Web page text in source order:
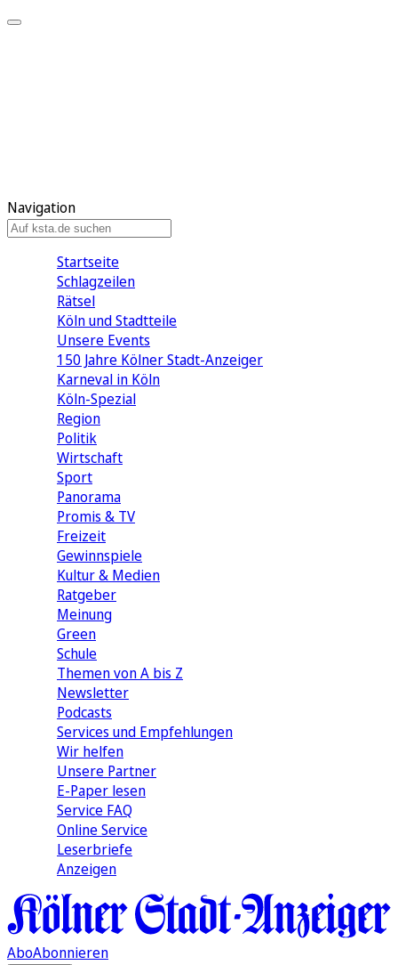
Navigation
Startseite
Schlagzeilen
Rätsel
Köln und Stadtteile
Unsere Events
150 Jahre Kölner Stadt-Anzeiger
Karneval in Köln
Köln-Spezial
Region
Politik
Wirtschaft
Sport
Panorama
Promis & TV
Freizeit
Gewinnspiele
Kultur & Medien
Ratgeber
Meinung
Green
Schule
Themen von A bis Z
Newsletter
Podcasts
Services und Empfehlungen
Wir helfen
Unsere Partner
E-Paper lesen
Service FAQ
Online Service
Leserbriefe
Anzeigen
AboAbonnieren